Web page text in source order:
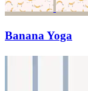
Banana Yoga